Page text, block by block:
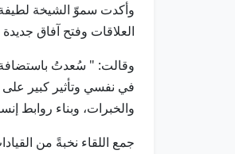
وأكدت سموّ الشيخة لطيفة
العلاقات وفتح آفاق
في نفسي وتأثير كبير على
والخبرات، وبناء روابط
جمع اللقاء نخبةً من